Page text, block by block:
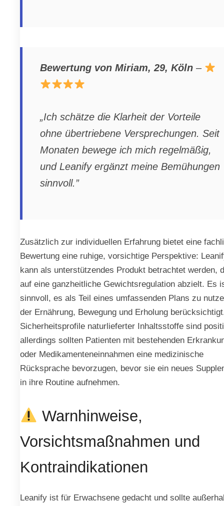
Bewertung von Miriam, 29, Köln –
„Ich schätze die Klarheit der Vorteile
ohne übertriebene Versprechungen. Seit
Monaten bewege ich mich regelmäßig,
und Leanify ergänzt meine Bemühungen
sinnvoll.”
Zusätzlich zur individuellen Erfahrung bietet eine
Bewertung eine ruhige, vorsichtige Perspektive:
kann als unterstützendes Produkt betrachtet werden,
auf eine ganzheitliche Gewichtsregulation abzielt. Es
sinnvoll, es als Teil eines umfassenden Plans zu
der Ernährung, Bewegung und Erholung
Sicherheitsprofile naturlieferter Inhaltsstoffe sind
allerdings sollten Patienten mit bestehenden
oder Medikamenteneinnahmen eine medizinische
Rücksprache bevorzugen, bevor sie ein neues
in ihre Routine aufnehmen.
Warnhinweise,
Vorsichtsmaßnahmen und
Kontraindikationen
Leanify ist für Erwachsene gedacht und sollte